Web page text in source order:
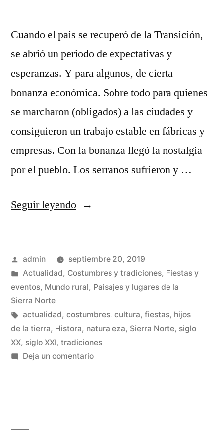
Cuando el pais se recuperó de la Transición,
se abrió un periodo de expectativas y
esperanzas. Y para algunos, de cierta
bonanza económica. Sobre todo para quienes
se marcharon (obligados) a las ciudades y
consiguieron un trabajo estable en fábricas y
empresas. Con la bonanza llegó la nostalgia
por el pueblo. Los serranos sufrieron y …
Seguir leyendo«El
los
hijos
la
tierra
(siglo
Publicado
por
admin
septiembre 20, 2019
Publicado
en
Actualidad, Costumbres y tradiciones, Fiestas y
eventos, Mundo rural, Paisajes y lugares de la
Sierra Norte
Etiquetas:
actualidad, costumbres, cultura, fiestas, hijos
de la tierra, Histora, naturaleza, Sierra Norte, siglo
XX, siglo XXI, tradiciones
Deja un comentarioen